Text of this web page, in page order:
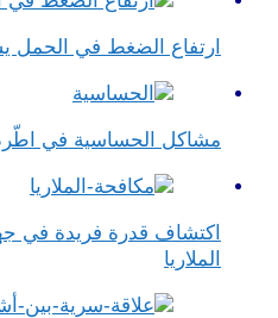
ارتفاع الضغط في
مشاكل الحساسية في
اكتشاف قدرة فريدة في
الملاريا